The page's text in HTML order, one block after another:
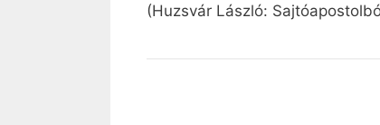
(Huzsvár László: